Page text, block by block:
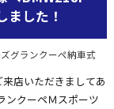
ました！
ズグランクーペ納車式
店いただきましてあ
ンクーペＭスポーツ